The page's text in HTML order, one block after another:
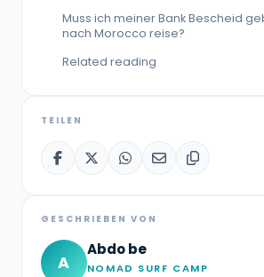
Muss ich meiner Bank Bescheid
nach Morocco reise?
Related reading
TEILEN
GESCHRIEBEN VON
A
Abdo be
NOMAD SURF CAMP